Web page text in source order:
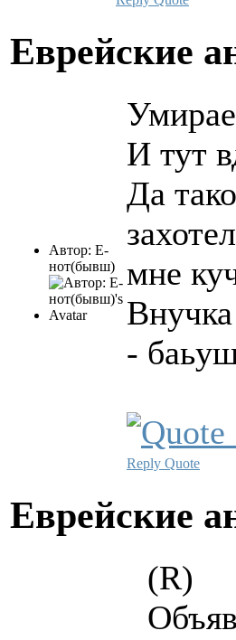
Еврейские
Автор: Е-
нот(бывш)
И тут
Да
мне
-
Reply Quote
Еврейские
(R)